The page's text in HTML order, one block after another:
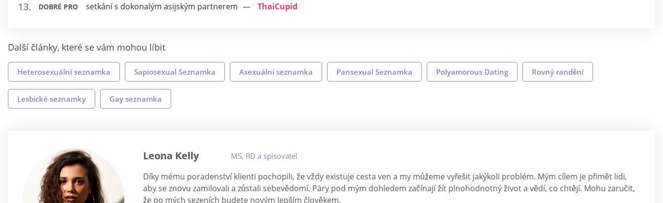
DOBRÉ PRO setkání s dokonalým asijským partnerem ThaiCupid
Další články, které se vám mohou líbit
Heterosexuální seznamka Sapiosexual Seznamka Asexuální seznamka Pansexual Seznamka Polyamorous Dating Rovný randění
Lesbické seznamky Gay seznamka
Leona Kelly MS, RD a spisovatel
Díky mému poradenství klienti pochopili, že vždy existuje cesta ven a my můžeme vyřešit jakýkoli problém. Mým cílem je přimět lidi,
aby se znovu zamilovali a zůstali sebevědomí. Páry pod mým dohledem začínají žít plnohodnotný život a vědí, co chtějí. Mohu zaručit,
že po mých sezeních budete novým lepším člověkem.